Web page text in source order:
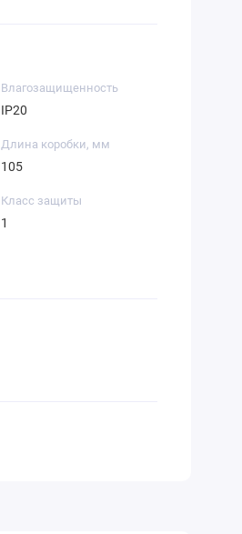
Влагозащищенность
IP20
Длина коробки, мм
105
Класс защиты
1